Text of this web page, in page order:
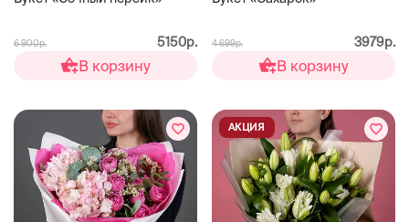
6 900р. 5150р.
В корзину
4 699р. 3979р.
В корзину
АКЦИЯ